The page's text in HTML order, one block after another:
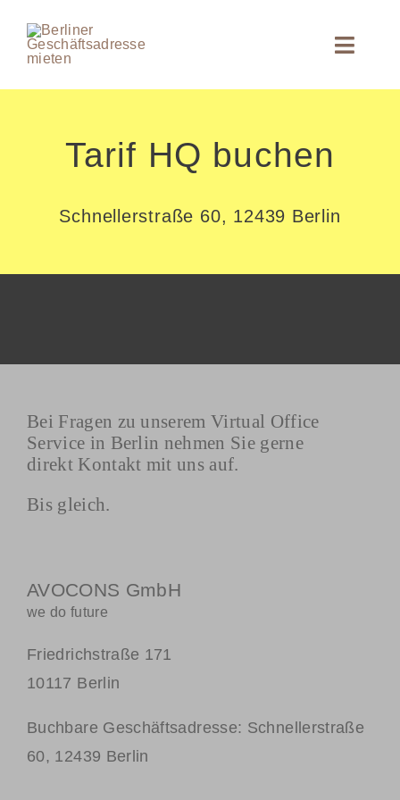
Inhalt
springen
Toggle
Tarif HQ buchen
Schnellerstraße 60, 12439 Berlin
Bei Fragen zu unserem Virtual Office
Service in Berlin nehmen Sie gerne
direkt Kontakt mit uns auf.
Bis gleich.
AVOCONS GmbH
we do future
Friedrichstraße 171
10117 Berlin
Buchbare Geschäftsadresse: Schnellerstraße
60, 12439 Berlin